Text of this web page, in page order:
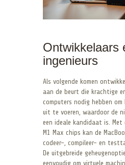
Ontwikkelaars
ingenieurs
Als volgende komen
aan de beurt die krachtige
computers nodig hebben
uit te voeren, waardoor de
een ideale kandidaat is. Met
M1 Max chips kan de
codeer-, compileer- en
De uitgebreide
eenvoudig om virtuele